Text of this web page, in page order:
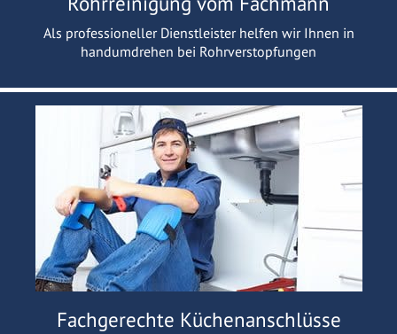
Als professioneller Dienstleister helfen wir Ihnen in
handumdrehen bei Rohrverstopfungen
Fachgerechte Küchenanschlüsse